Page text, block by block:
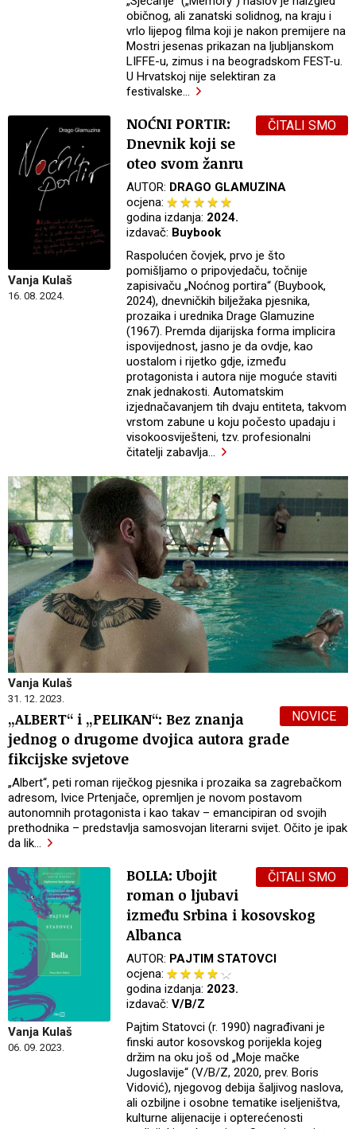
običnog, ali zanatski solidnog, na kraju i
vrlo lijepog filma koji je nakon premijere na
Mostri jesenas prikazan na ljubljanskom
LIFFE-u, zimus i na beogradskom FEST-u.
U Hrvatskoj nije selektiran za
festivalske…
Vanja Kulaš
16. 08. 2024.
ČITALI SMO
NOĆNI PORTIR:
Dnevnik koji se
oteo svom žanru
AUTOR: DRAGO GLAMUZINA
ocjena:
godina izdanja: 2024.
izdavač: Buybook
Raspolućen čovjek, prvo je što
pomišljamo o pripovjedaču, točnije
zapisivaču „Noćnog portira“ (Buybook,
2024), dnevničkih bilježaka pjesnika,
prozaika i urednika Drage Glamuzine
(1967). Premda dijarijska forma implicira
ispovijednost, jasno je da ovdje, kao
uostalom i rijetko gdje, između
protagonista i autora nije moguće staviti
znak jednakosti. Automatskim
izjednačavanjem tih dvaju entiteta, takvom
vrstom zabune u koju počesto upadaju i
visokoosviješteni, tzv. profesionalni
čitatelji zabavlja…
Vanja Kulaš
31. 12. 2023.
NOVICE
„ALBERT“ i „PELIKAN“: Bez znanja
jednog o drugome dvojica autora grade
fikcijske svjetove
„Albert“, peti roman riječkog pjesnika i prozaika sa zagrebačkom
adresom, Ivice Prtenjače, opremljen je novom postavom
autonomnih protagonista i kao takav – emancipiran od svojih
prethodnika – predstavlja samosvojan literarni svijet. Očito je ipak
da lik
Vanja Kulaš
06. 09. 2023.
ČITALI SMO
BOLLA: Ubojit
roman o ljubavi
između Srbina i kosovskog
Albanca
AUTOR: PAJTIM STATOVCI
ocjena:
godina izdanja: 2023.
izdavač:V/B/Z
Pajtim Statovci (r. 1990) nagrađivani je
finski autor kosovskog porijekla kojeg
držim na oku još od „Moje mačke
Jugoslavije“ (V/B/Z, 2020, prev. Boris
Vidović), njegovog debija šaljivog naslova,
ali ozbiljne i osobne tematike iseljeništva,
kulturne alijenacije i opterećenosti